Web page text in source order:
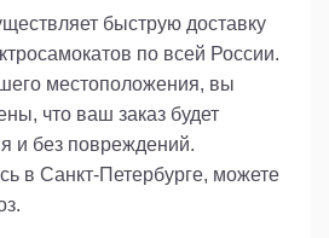
быструю доставку
по всей России.
местоположения, вы
что ваш заказ будет
и без повреждений.
в Санкт-Петербурге, можете